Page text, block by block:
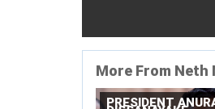
More From Neth
PRESIDENT